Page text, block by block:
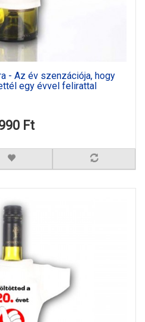
- Az év szenzációja, hogy
egy évvel felirattal
Ft